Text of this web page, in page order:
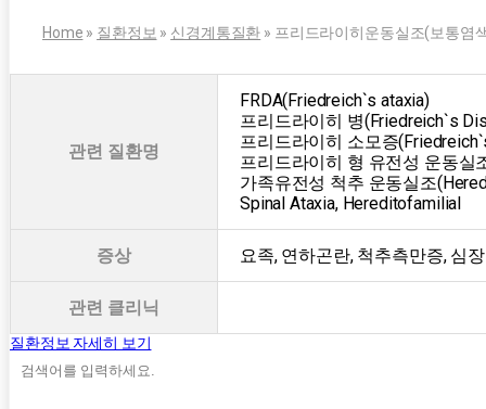
Home » 질환정보 » 신경계통질환 » 프리드라이히운동실조(보통염
관련 질환명
FRDA(Friedreich`s ataxia)
프리드라이히 병(Friedreich`s
프리드라이히 소모증
프리드라이히 형 유전성 운동실
가족유전성 척추 운동실조
Spinal Ataxia, Hereditofamilial
증상 요족, 연하곤란, 척추측만증, 심
관련 클리닉
질환정보 자세히 보기